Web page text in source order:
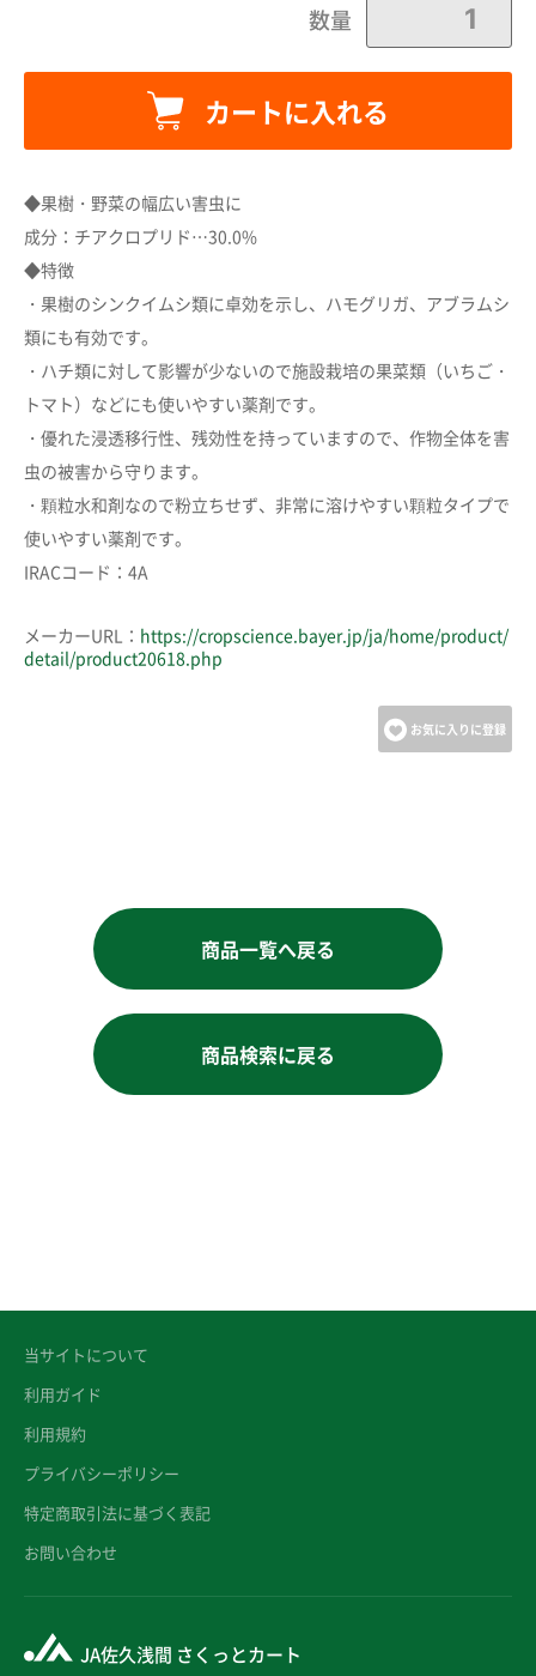
数量
カートに入れる
お買い物を続ける
カートへ進む
◆果樹・野菜の幅広い害虫に
成分：チアクロプリド…30.0%
◆特徴
・果樹のシンクイムシ類に卓効を示し、ハモグリガ、アブラムシ
類にも有効です。
・ハチ類に対して影響が少ないので施設栽培の果菜類（いちご・
トマト）などにも使いやすい薬剤です。
・優れた浸透移行性、残効性を持っていますので、作物全体を害
虫の被害から守ります。
・顆粒水和剤なので粉立ちせず、非常に溶けやすい顆粒タイプで
使いやすい薬剤です。
IRACコード：4A
メーカーURL： https://cropscience.bayer.jp/ja/home/product/
detail/product20618.php
お気に入りに登録
商品一覧へ戻る
商品検索に戻る
当サイトについて
利用ガイド
利用規約
プライバシーポリシー
特定商取引法に基づく表記
お問い合わせ
JA佐久浅間 さくっとカート